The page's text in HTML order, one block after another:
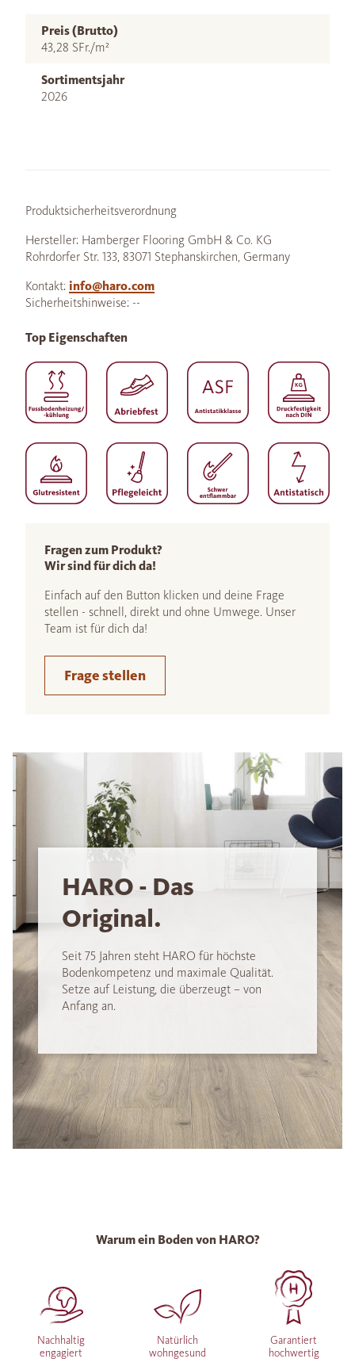
Preis (Brutto)
43,28 SFr./m²
Sortimentsjahr
2026
Produktsicherheitsverordnung
Hersteller: Hamberger Flooring GmbH & Co. KG
Rohrdorfer Str. 133, 83071 Stephanskirchen, Germany
Kontakt: info@haro.com
Sicherheitshinweise: --
Fragen zum Produkt?
Wir sind für dich da!
Einfach auf den Button klicken und deine Frage
stellen - schnell, direkt und ohne Umwege. Unser
Team ist für dich da!
Frage stellen
Top Eigenschaften
HARO - Das
Original.
Seit 75 Jahren steht HARO für höchste
Bodenkompetenz und maximale Qualität.
Setze auf Leistung, die überzeugt – von
Anfang an.
Warum ein Boden von HARO?
Nachhaltig
engagiert
Natürlich
wohngesund
Garantiert
hochwertig